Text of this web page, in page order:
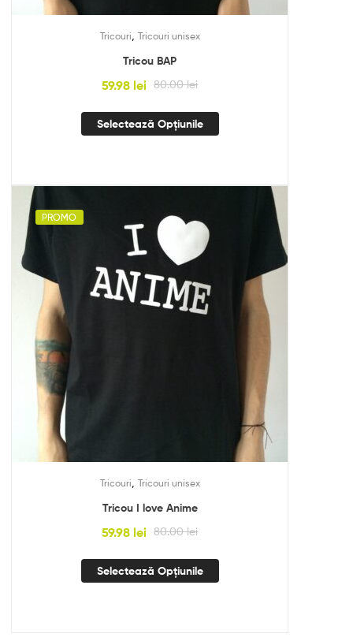
Tricouri Tricouri unisex
Tricou BAP
80.00lei
59.98 lei
Selectează Opțiunile
PROMO
Tricouri, Tricouri unisex
Tricou I love Anime
80.00lei
59.98 lei
Selectează Opțiunile